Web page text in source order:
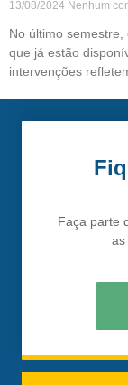
13/08/2024 Nenhum
No último
que já estão
intervenções
Faça parte
as